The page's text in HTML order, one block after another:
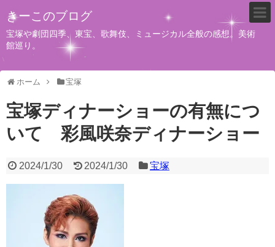
きーこのブログ
宝塚や劇団四季、東宝、歌舞伎、ミュージカル全般の感想。美術
館巡り。
ホーム 宝塚
宝塚ディナーショーの有無につ
いて 彩風咲奈ディナーショー
2024/1/30 2024/1/30 宝塚